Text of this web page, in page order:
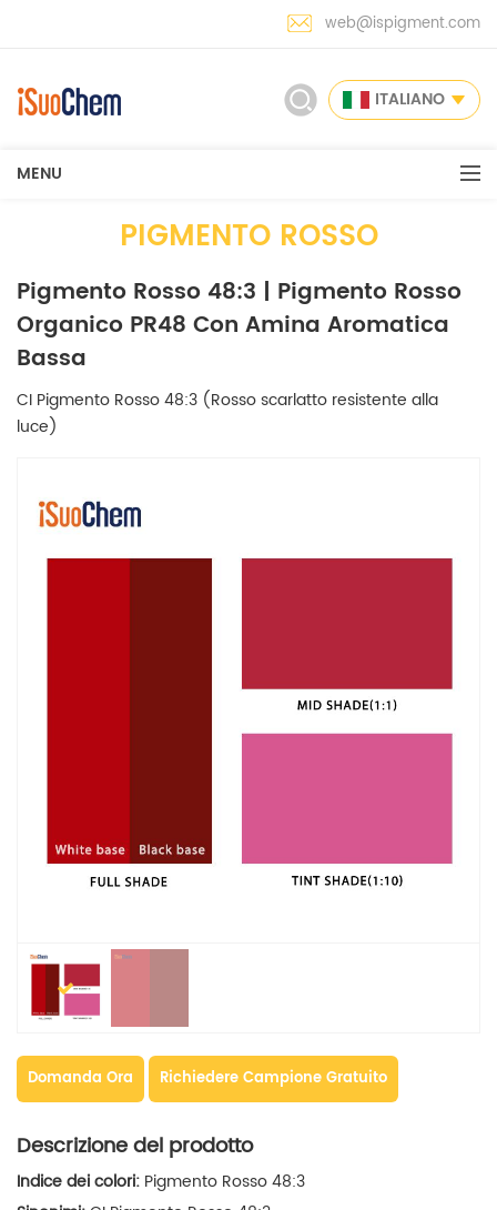
web@ispigment.com
ITALIANO
MENU
PIGMENTO ROSSO
Pigmento Rosso 48:3 | Pigmento Rosso
Organico PR48 Con Amina Aromatica
Bassa
CI Pigmento Rosso 48:3 (Rosso scarlatto resistente alla
luce)
Domanda Ora Richiedere Campione Gratuito
Descrizione del prodotto
Indice dei colori: Pigmento Rosso 48:3